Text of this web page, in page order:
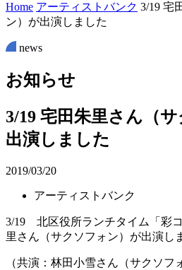
Home アーティストバンク 3/19 宅
ン）が出演しました
news
お知らせ
3/19 宅田朱里さん（
出演しました
2019/03/20
アーティストバンク
3/19 北区役所ランチタイム「彩
里さん（サクソフォン）が出演し
（共演：林田小雪さん（サクソ